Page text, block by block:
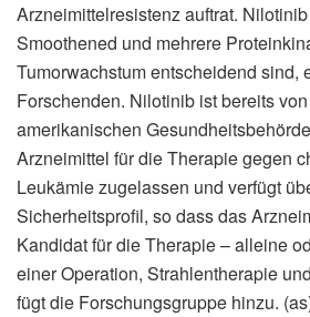
Arzneimittelresistenz auftrat.
Smoothened und mehrere
Tumorwachstum entscheidend sind,
Forschenden. Nilotinib ist bereits
amerikanischen
Arzneimittel für die Therapie gegen
Leukämie zugelassen und verfügt
Sicherheitsprofil, so dass das
Kandidat für die Therapie – alleine
einer Operation, Strahlentherapie und
fügt die Forschungsgruppe hinzu.